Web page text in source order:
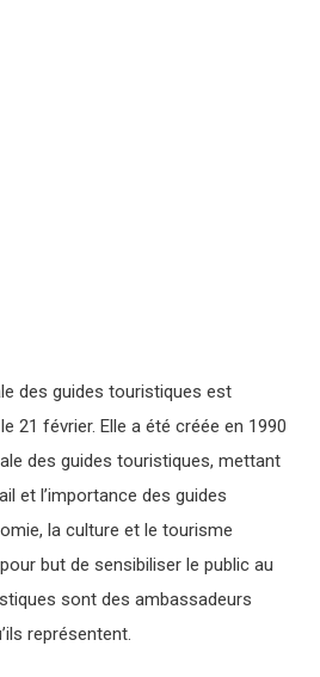
des guides touristiques est
21 février. Elle a été créée en 1990
des guides touristiques, mettant
et l’importance des guides
la culture et le tourisme
but de sensibiliser le public au
sont des ambassadeurs
représentent.